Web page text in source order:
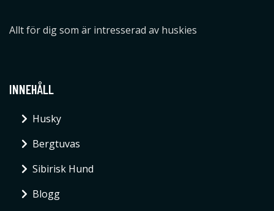
Allt för dig som är intresserad av huskies
INNEHÅLL
Husky
Bergtuvas
Sibirisk Hund
Blogg